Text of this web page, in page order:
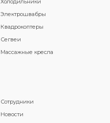
Холодильники
Электрошвабры
Квадрокоптеры
Сегвеи
Массажные кресла
Сотрудники
Новости